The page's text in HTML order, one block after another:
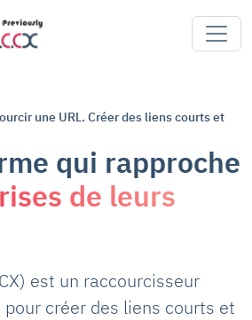
une URL. Créer des liens courts et
qui rapproche
de leurs
est un raccourcisseur
créer des liens courts et